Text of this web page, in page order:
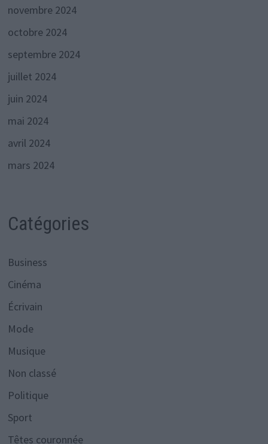
novembre 2024
octobre 2024
septembre 2024
juillet 2024
juin 2024
mai 2024
avril 2024
mars 2024
Catégories
Business
Cinéma
Écrivain
Mode
Musique
Non classé
Politique
Sport
Têtes couronnée